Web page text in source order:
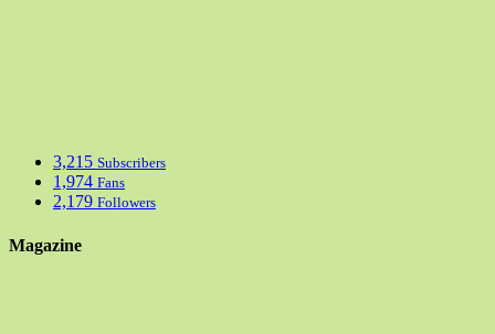
3,215 Subscribers
1,974 Fans
2,179 Followers
Magazine